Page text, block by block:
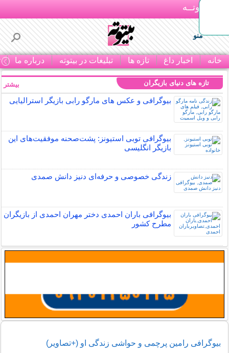
بـیتوتــه
منو
خانه اخبار داغ تازه ها تبلیغات در بیتوته درباره ما
تازه های دنیای بازیگران
بیوگرافی و عکس های مارگو رابی بازیگر استرالیایی
بیوگرافی توبی استیونز: پشت‌صحنه موفقیت‌های این
بازیگر انگلیسی
زندگی خصوصی و حرفه‌ای دنیز دانش صمدی
بیوگرافی باران احمدی دختر مهران احمدی از بازیگران
مطرح کشور
بیشتر
بیوگرافی رامین پرچمی و حواشی زندگی او (+تصاویر)